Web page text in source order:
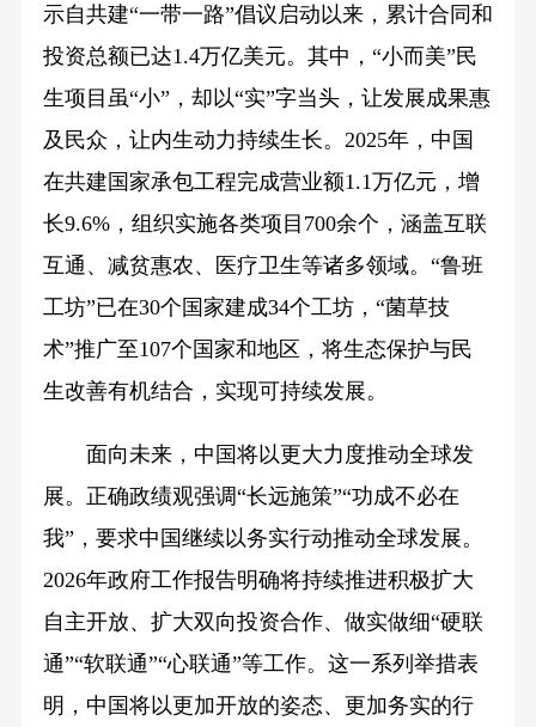
示自共建“一带一路”倡议启动以来，累计合同和
投资总额已达1.4万亿美元。其中，“小而美”民
生项目虽“小”，却以“实”字当头，让发展成果惠
及民众，让内生动力持续生长。2025年，中国
在共建国家承包工程完成营业额1.1万亿元，增
长9.6%，组织实施各类项目700余个，涵盖互联
互通、减贫惠农、医疗卫生等诸多领域。“鲁班
工坊”已在30个国家建成34个工坊，“菌草技
术”推广至107个国家和地区，将生态保护与民
生改善有机结合，实现可持续发展。
面向未来，中国将以更大力度推动全球发
展。正确政绩观强调“长远施策”“功成不必在
我”，要求中国继续以务实行动推动全球发展。
2026年政府工作报告明确将持续推进积极扩大
自主开放、扩大双向投资合作、做实做细“硬联
通”“软联通”“心联通”等工作。这一系列举措表
明，中国将以更加开放的姿态、更加务实的行